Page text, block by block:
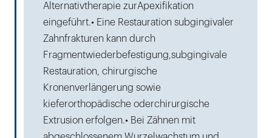
Alternativtherapie zurApexifikation
eingeführt.• Eine Restauration subgingivaler
Zahnfrakturen kann durch
Fragmentwiederbefestigung,subgingivale
Restauration, chirurgische
Kronenverlängerung sowie
kieferorthopädische oderchirurgische
Extrusion erfolgen.• Bei Zähnen mit